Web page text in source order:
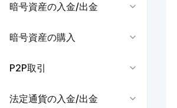
暗号資産の入金/出金
暗号資産の購入
P2P取引
法定通貨の入金/出金